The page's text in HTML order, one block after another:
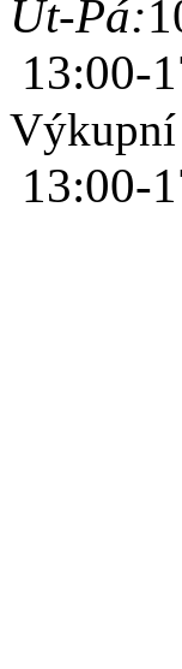
Út-Pá:
13:00-
Výkupní
13:00-